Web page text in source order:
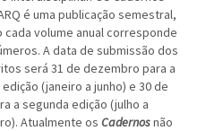
é uma publicação semestral,
volume anual corresponde
A data de submissão dos
será 31 de dezembro para a
(janeiro a junho) e 30 de
a segunda edição (julho a
Atualmente os Cadernosnão